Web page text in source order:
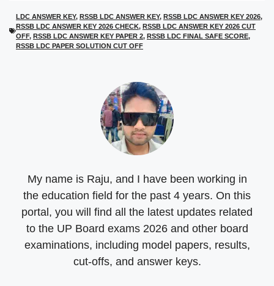
w
i
t
t
e
b
o
o
t
s
A
e
g
r
LDC ANSWER KEY, RSSB LDC ANSWER KEY, RSSB LDC ANSWER KEY 2026,
RSSB LDC ANSWER KEY 2026 CHECK, RSSB LDC ANSWER KEY 2026 CUT
OFF, RSSB LDC ANSWER KEY PAPER 2, RSSB LDC FINAL SAFE SCORE,
RSSB LDC PAPER SOLUTION CUT OFF
My name is Raju, and I have been working in
the education field for the past 4 years. On this
portal, you will find all the latest updates related
to the UP Board exams 2026 and other board
examinations, including model papers, results,
cut-offs, and answer keys.